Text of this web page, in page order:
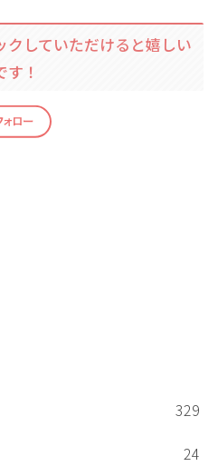
していただけると嬉しい
す！
329
24